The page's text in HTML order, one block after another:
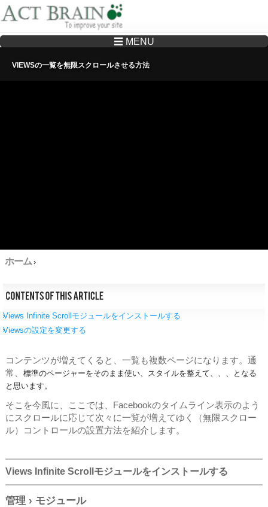
Drupalサイトの制作・保守をどこに頼んでいいか分からない方へ…まずはご相談く
☰ MENU
VIEWSの一覧を無限スクロールさせる方法
ホーム›
Views Infinite Scrollモジュールをインストールする
Viewsの設定を変更する
コンテンツが増えてくると、一覧も複数ページになります。通
常、 標準のページャーをそのまま使い、スタイルを整えて、、、となる
と思います。
そこを今風に、ここでは、Facebookのタイムライン表示のよう
にスクロールに応じて次々に一覧が増えてゆく（無限スクロー
ル）コントロールの設置方法を紹介します。
Views Infinite Scrollモジュールをインストールする
管理 › モジュール